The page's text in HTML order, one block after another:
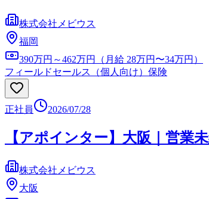
株式会社メビウス
福岡
390万円～462万円（月給 28万円〜34万円）
フィールドセールス（個人向け） 保険
正社員 2026/07/28
【アポインター】大阪｜営業
株式会社メビウス
大阪